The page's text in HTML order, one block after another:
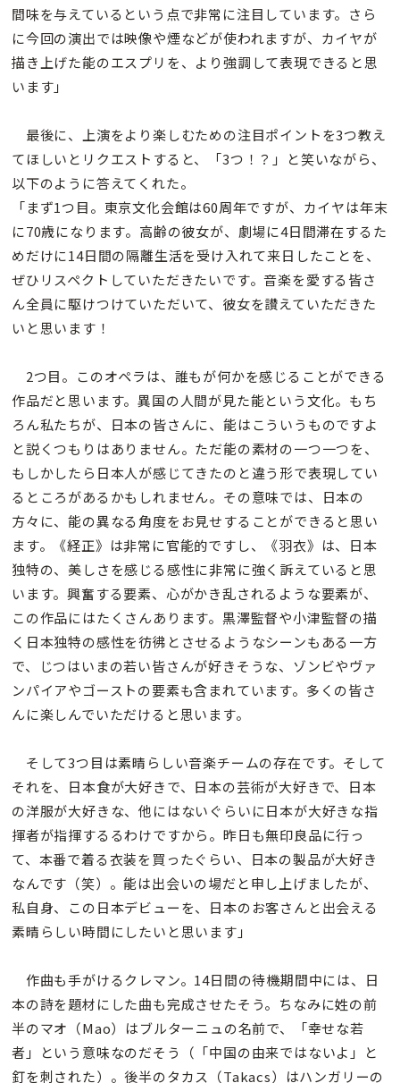
間味を与えているという点で非常に注目しています。さら
に今回の演出では映像や煙などが使われますが、カイヤが
描き上げた能のエスプリを、より強調して表現できると思
います」
最後に、上演をより楽しむための注目ポイントを3つ教え
てほしいとリクエストすると、「3つ！？」と笑いながら、
以下のように答えてくれた。
「まず1つ目。東京文化会館は60周年ですが、カイヤは年末
に70歳になります。高齢の彼女が、劇場に4日間滞在するた
めだけに14日間の隔離生活を受け入れて来日したことを、
ぜひリスペクトしていただきたいです。音楽を愛する皆さ
ん全員に駆けつけていただいて、彼女を讃えていただきた
いと思います！
2つ目。このオペラは、誰もが何かを感じることができる
作品だと思います。異国の人間が見た能という文化。もち
ろん私たちが、日本の皆さんに、能はこういうものですよ
と説くつもりはありません。ただ能の素材の一つ一つを、
もしかしたら日本人が感じてきたのと違う形で表現してい
るところがあるかもしれません。その意味では、日本の
方々に、能の異なる角度をお見せすることができると思い
ます。《経正》は非常に官能的ですし、《羽衣》は、日本
独特の、美しさを感じる感性に非常に強く訴えていると思
います。興奮する要素、心がかき乱されるような要素が、
この作品にはたくさんあります。黒澤監督や小津監督の描
く日本独特の感性を彷彿とさせるようなシーンもある一方
で、じつはいまの若い皆さんが好きそうな、ゾンビやヴァ
ンパイアやゴーストの要素も含まれています。多くの皆さ
んに楽しんでいただけると思います。
そして3つ目は素晴らしい音楽チームの存在です。そして
それを、日本食が大好きで、日本の芸術が大好きで、日本
の洋服が大好きな、他にはないぐらいに日本が大好きな指
揮者が指揮するるわけですから。昨日も無印良品に行っ
て、本番で着る衣装を買ったぐらい、日本の製品が大好き
なんです（笑）。能は出会いの場だと申し上げましたが、
私自身、この日本デビューを、日本のお客さんと出会える
素晴らしい時間にしたいと思います」
作曲も手がけるクレマン。14日間の待機期間中には、日
本の詩を題材にした曲も完成させたそう。ちなみに姓の前
半のマオ（Mao）はブルターニュの名前で、「幸せな若
者」という意味なのだそう（「中国の由来ではないよ」と
釘を刺された）。後半のタカス（Takacs）はハンガリーの